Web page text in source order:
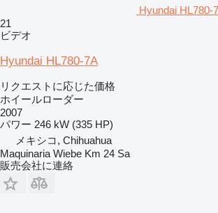
Hyundai HL780-
21
ビデオ
Hyundai HL780-7A
リクエストに応じた価格
ホイールローダー
2007
パワー 246 kW (335 HP)
メキシコ, Chihuahua
Maquinaria Wiebe Km 24 Sa
販売会社に連絡